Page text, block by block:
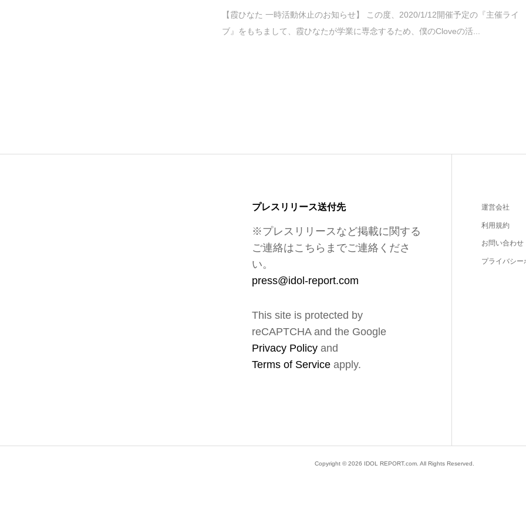
【霞ひなた 一時活動休止のお知らせ】 この度、2020/1/12開催予定の『主催ライ
ブ』をもちまして、霞ひなたが学業に専念するため、僕のCloveの活...
プレスリリース送付先
※プレスリリースなど掲載に関する
ご連絡はこちらまでご連絡くださ
い。
press@idol-report.com
This site is protected by
reCAPTCHA and the Google
Privacy Policyand
Terms of Serviceapply.
運営会社
利用規約
お問い合わせ
プライバシー
Copyright ©2026 IDOL REPORT.com. All Rights Reserved.